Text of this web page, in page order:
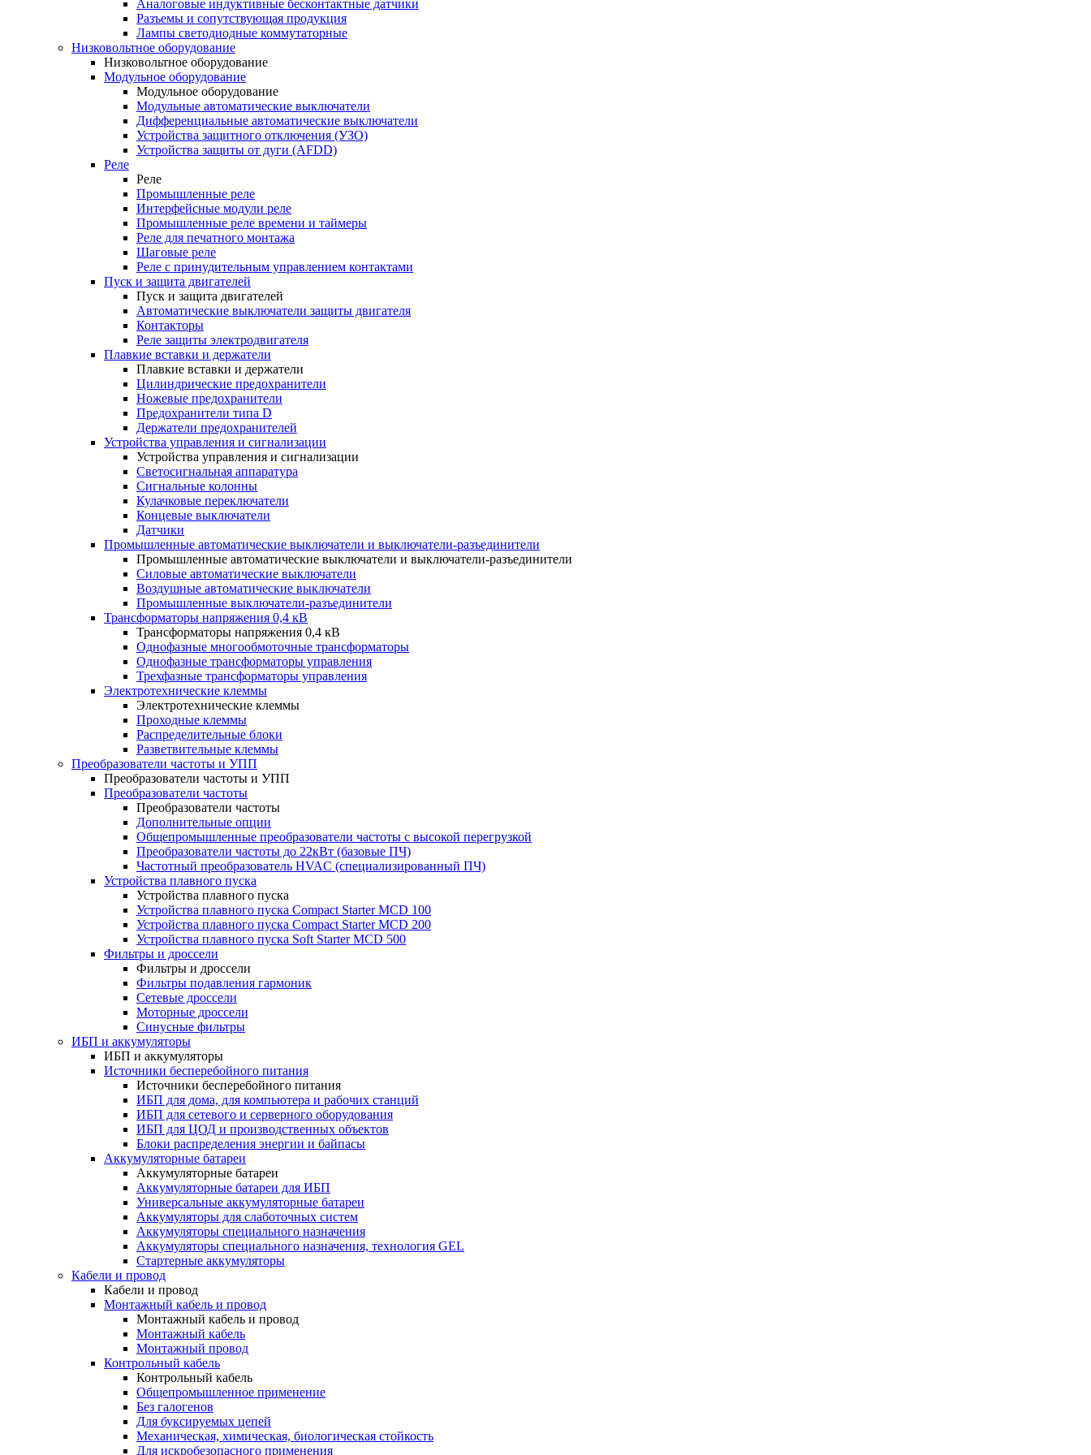
Аналоговые индуктивные бесконтактные датчики
Разъемы и сопутствующая продукция
Лампы светодиодные коммутаторные
Низковольтное оборудование
Низковольтное оборудование
Модульное оборудование
Модульное оборудование
Модульные автоматические выключатели
Дифференциальные автоматические выключатели
Устройства защитного отключения (УЗО)
Устройства защиты от дуги (AFDD)
Реле
Реле
Промышленные реле
Интерфейсные модули реле
Промышленные реле времени и таймеры
Реле для печатного монтажа
Шаговые реле
Реле с принудительным управлением контактами
Пуск и защита двигателей
Пуск и защита двигателей
Автоматические выключатели защиты двигателя
Контакторы
Реле защиты электродвигателя
Плавкие вставки и держатели
Плавкие вставки и держатели
Цилиндрические предохранители
Ножевые предохранители
Предохранители типа D
Держатели предохранителей
Устройства управления и сигнализации
Устройства управления и сигнализации
Светосигнальная аппаратура
Сигнальные колонны
Кулачковые переключатели
Концевые выключатели
Датчики
Промышленные автоматические выключатели и выключатели-разъединители
Промышленные автоматические выключатели и выключатели-разъединители
Силовые автоматические выключатели
Воздушные автоматические выключатели
Промышленные выключатели-разъединители
Трансформаторы напряжения 0,4 кВ
Трансформаторы напряжения 0,4 кВ
Однофазные многообмоточные трансформаторы
Однофазные трансформаторы управления
Трехфазные трансформаторы управления
Электротехнические клеммы
Электротехнические клеммы
Проходные клеммы
Распределительные блоки
Разветвительные клеммы
Преобразователи частоты и УПП
Преобразователи частоты и УПП
Преобразователи частоты
Преобразователи частоты
Дополнительные опции
Общепромышленные преобразователи частоты с высокой перегрузкой
Преобразователи частоты до 22кВт (базовые ПЧ)
Частотный преобразователь HVAC (специализированный ПЧ)
Устройства плавного пуска
Устройства плавного пуска
Устройства плавного пуска Compact Starter MCD 100
Устройства плавного пуска Compact Starter MCD 200
Устройства плавного пуска Soft Starter MCD 500
Фильтры и дроссели
Фильтры и дроссели
Фильтры подавления гармоник
Сетевые дроссели
Моторные дроссели
Синусные фильтры
ИБП и аккумуляторы
ИБП и аккумуляторы
Источники бесперебойного питания
Источники бесперебойного питания
ИБП для дома, для компьютера и рабочих станций
ИБП для сетевого и серверного оборудования
ИБП для ЦОД и производственных объектов
Блоки распределения энергии и байпасы
Аккумуляторные батареи
Аккумуляторные батареи
Аккумуляторные батареи для ИБП
Универсальные аккумуляторные батареи
Аккумуляторы для слаботочных систем
Аккумуляторы специального назначения
Аккумуляторы специального назначения, технология GEL
Стартерные аккумуляторы
Кабели и провод
Кабели и провод
Монтажный кабель и провод
Монтажный кабель и провод
Монтажный кабель
Монтажный провод
Контрольный кабель
Контрольный кабель
Общепромышленное применение
Без галогенов
Для буксируемых цепей
Механическая, химическая, биологическая стойкость
Для искробезопасного применения